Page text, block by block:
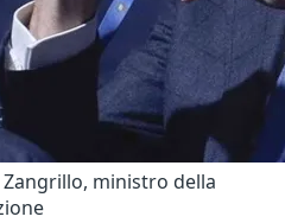
ministro della